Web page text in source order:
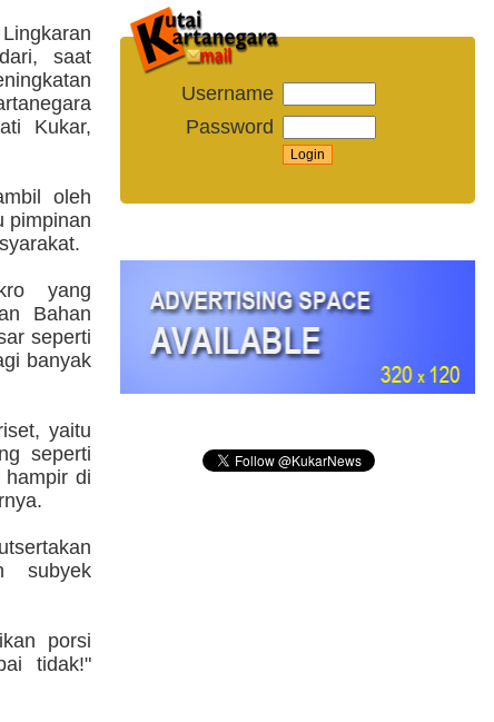
saat
Kukar,
oleh
pimpinan
yang
Bahan
seperti
banyak
yaitu
seperti
hampir di
subyek
porsi
tidak!"
Username
Password